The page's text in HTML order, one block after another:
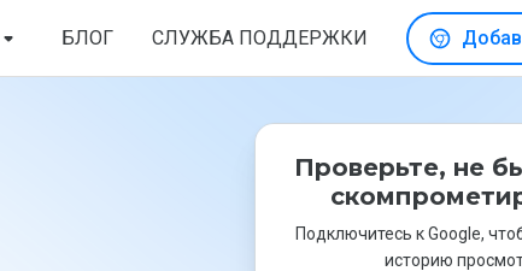
БЛОГ СЛУЖБА ПОДДЕРЖКИ
Проверьте, не
Подключитесь к Google,
историю